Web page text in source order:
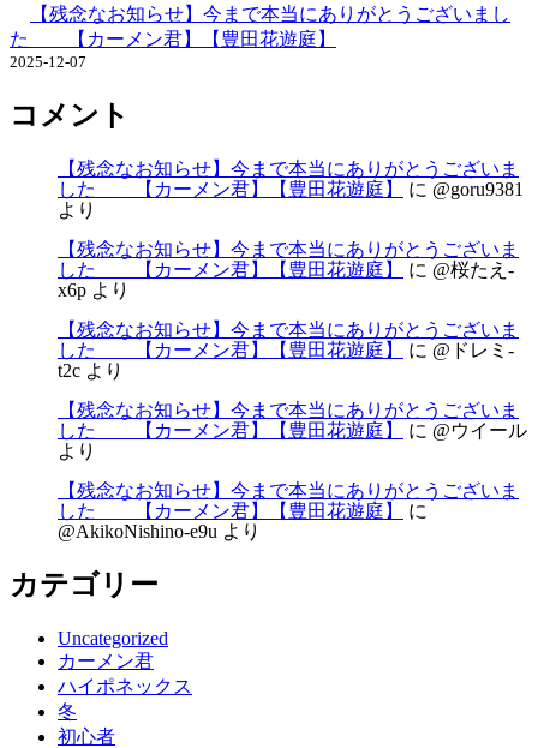
【残念なお知らせ】今まで本当にありがとうございまし
た 【カーメン君】【豊田花遊庭】
2025-12-07
コメント
【残念なお知らせ】今まで本当にありがとうございま
した 【カーメン君】【豊田花遊庭】
に @goru9381
より
【残念なお知らせ】今まで本当にありがとうございま
した 【カーメン君】【豊田花遊庭】
に @桜たえ-
x6p より
【残念なお知らせ】今まで本当にありがとうございま
した 【カーメン君】【豊田花遊庭】
に @ドレミ-
t2c より
【残念なお知らせ】今まで本当にありがとうございま
した 【カーメン君】【豊田花遊庭】
に @ウイール
より
【残念なお知らせ】今まで本当にありがとうございま
した 【カーメン君】【豊田花遊庭】
に
@AkikoNishino-e9u より
カテゴリー
Uncategorized
カーメン君
ハイポネックス
冬
初心者